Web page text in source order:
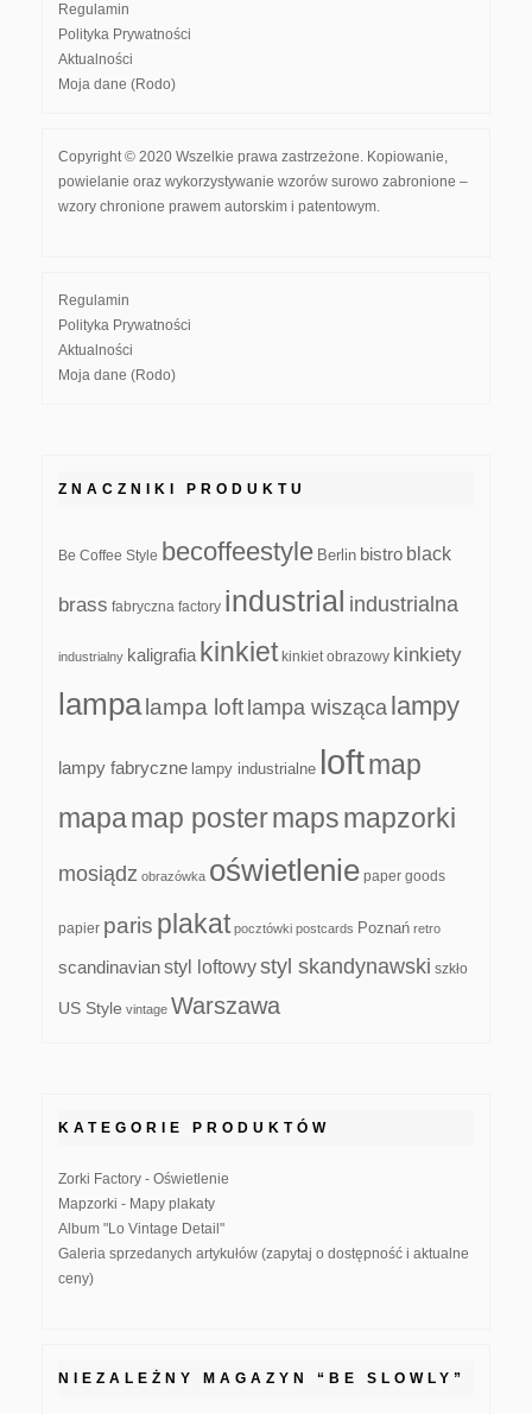
Regulamin
Polityka Prywatności
Aktualności
Moja dane (Rodo)
Copyright © 2020 Wszelkie prawa zastrzeżone. Kopiowanie,
powielanie oraz wykorzystywanie wzorów surowo zabronione –
wzory chronione prawem autorskim i patentowym.
Regulamin
Polityka Prywatności
Aktualności
Moja dane (Rodo)
ZNACZNIKI PRODUKTU
Be Coffee Style becoffeestyle Berlin bistro black
brass fabryczna factory industrial industrialna
industrialny kaligrafia kinkiet kinkiet obrazowy kinkiety
lampa lampa loft lampa wisząca lampy
lampy fabryczne lampy industrialne loftmap
mapamap postermapsmapzorki
mosiądz obrazówka oświetlenie paper goods
papier paris plakat pocztówki postcards Poznań retro
scandinavianstyl loftowystyl skandynawski szkło
US Style vintage Warszawa
KATEGORIE PRODUKTÓW
Zorki Factory - Oświetlenie
Mapzorki - Mapy plakaty
Album "Lo Vintage Detail"
Galeria sprzedanych artykułów (zapytaj o dostępność i aktualne
ceny)
NIEZALEŻNY MAGAZYN “BE SLOWLY”